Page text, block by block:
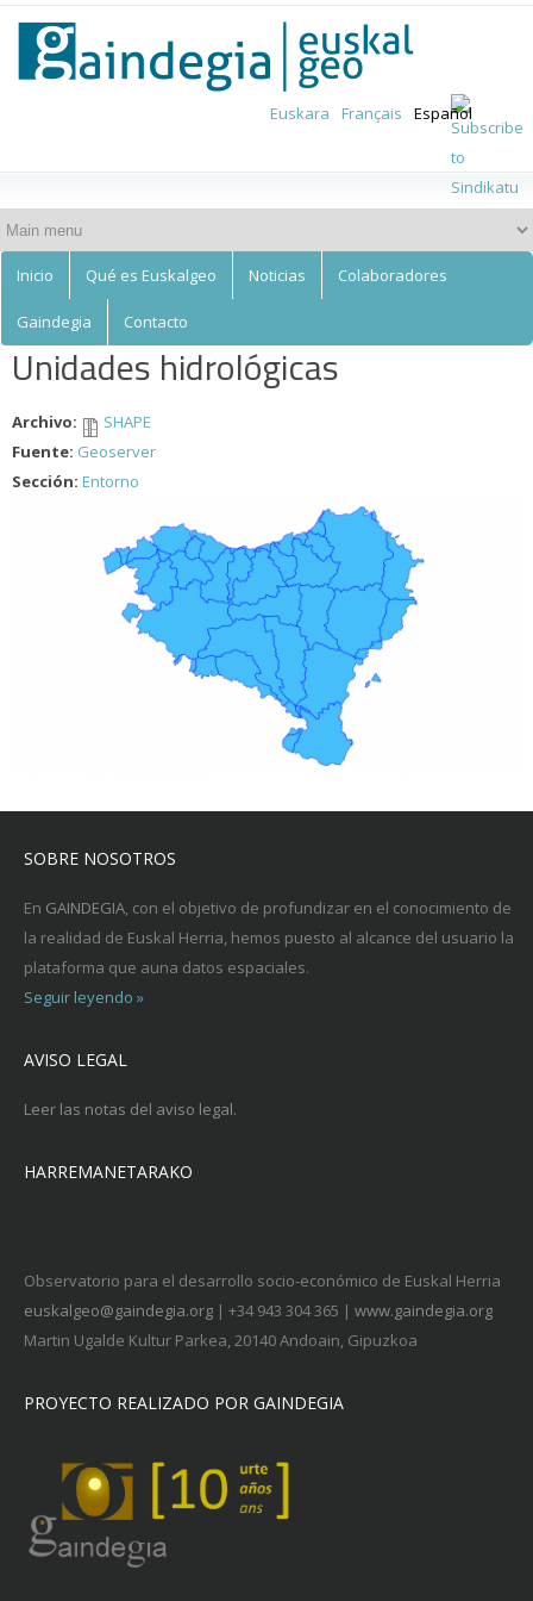
main
content
Euskalgeo
Euskara Français Español
Inicio Qué es Euskalgeo Noticias Colaboradores
Gaindegia Contacto
Unidades hidrológicas
Archivo:
SHAPE
Fuente: Geoserver
Sección: Entorno
SOBRE NOSOTROS
En GAINDEGIA, con el objetivo de profundizar en el conocimiento de
la realidad de Euskal Herria, hemos puesto al alcance del usuario la
plataforma que auna datos espaciales.
Seguir leyendo »
AVISO LEGAL
Leer las notas del aviso legal.
HARREMANETARAKO
Observatorio para el desarrollo socio-económico de Euskal Herria
euskalgeo@gaindegia.org | +34 943 304 365 | www.gaindegia.org
Martin Ugalde Kultur Parkea, 20140 Andoain, Gipuzkoa
PROYECTO REALIZADO POR GAINDEGIA